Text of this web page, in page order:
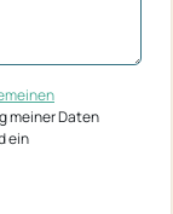
meiner Daten
ein